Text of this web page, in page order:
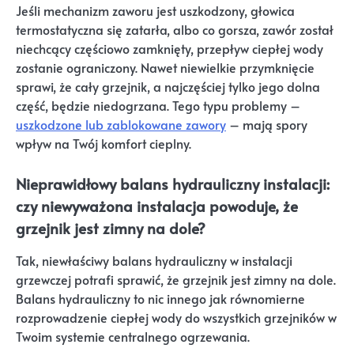
Jeśli mechanizm zaworu jest uszkodzony, głowica
termostatyczna się zatarła, albo co gorsza, zawór został
niechcący częściowo zamknięty, przepływ ciepłej wody
zostanie ograniczony. Nawet niewielkie przymknięcie
sprawi, że cały grzejnik, a najczęściej tylko jego dolna
część, będzie niedogrzana. Tego typu problemy –
uszkodzone lub zablokowane zawory – mają spory
wpływ na Twój komfort cieplny.
Nieprawidłowy balans hydrauliczny instalacji:
czy niewyważona instalacja powoduje, że
grzejnik jest zimny na dole?
Tak, niewłaściwy balans hydrauliczny w instalacji
grzewczej potrafi sprawić, że grzejnik jest zimny na dole.
Balans hydrauliczny to nic innego jak równomierne
rozprowadzenie ciepłej wody do wszystkich grzejników w
Twoim systemie centralnego ogrzewania.